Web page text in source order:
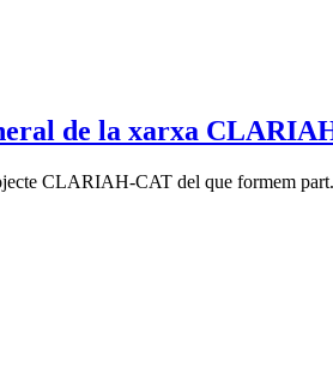
de la xarxa
CLARIAH-CAT del que formem